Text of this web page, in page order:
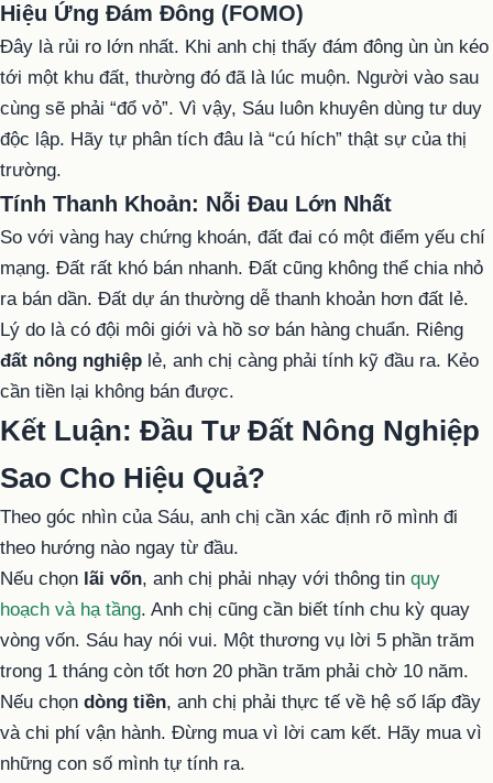
Hiệu Ứng Đám Đông (FOMO)
Đây là rủi ro lớn nhất. Khi anh chị thấy đám đông ùn ùn kéo
tới một khu đất, thường đó đã là lúc muộn. Người vào sau
cùng sẽ phải “đổ vỏ”. Vì vậy, Sáu luôn khuyên dùng tư duy
độc lập. Hãy tự phân tích đâu là “cú hích” thật sự của thị
trường.
Tính Thanh Khoản: Nỗi Đau Lớn Nhất
So với vàng hay chứng khoán, đất đai có một điểm yếu chí
mạng. Đất rất khó bán nhanh. Đất cũng không thể chia nhỏ
ra bán dần. Đất dự án thường dễ thanh khoản hơn đất lẻ.
Lý do là có đội môi giới và hồ sơ bán hàng chuẩn. Riêng
đất nông nghiệp lẻ, anh chị càng phải tính kỹ đầu ra. Kẻo
cần tiền lại không bán được.
Kết Luận: Đầu Tư Đất Nông Nghiệp
Sao Cho Hiệu Quả?
Theo góc nhìn của Sáu, anh chị cần xác định rõ mình đi
theo hướng nào ngay từ đầu.
Nếu chọn lãi vốn, anh chị phải nhạy với thông tin quy
hoạch và hạ tầng. Anh chị cũng cần biết tính chu kỳ quay
vòng vốn. Sáu hay nói vui. Một thương vụ lời 5 phần trăm
trong 1 tháng còn tốt hơn 20 phần trăm phải chờ 10 năm.
Nếu chọn dòng tiền, anh chị phải thực tế về hệ số lấp đầy
và chi phí vận hành. Đừng mua vì lời cam kết. Hãy mua vì
những con số mình tự tính ra.